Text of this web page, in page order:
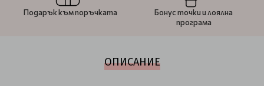
Подарък към поръчката
Бонус точки и лоялна
програма
ОПИСАНИЕ